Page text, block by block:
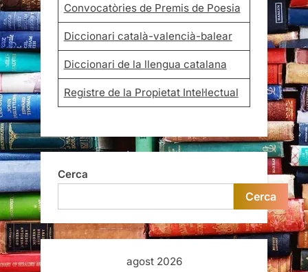
Convocatòries de Premis de Poesia
Diccionari català-valencià-balear
Diccionari de la llengua catalana
Registre de la Propietat Intel·lectual
Cerca
Cerca
agost 2026